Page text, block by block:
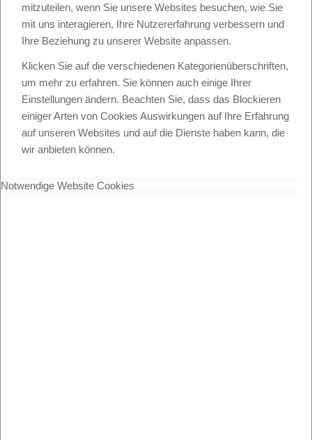
mitzuteilen, wenn Sie unsere Websites besuchen, wie Sie
mit uns interagieren, Ihre Nutzererfahrung verbessern und
Ihre Beziehung zu unserer Website anpassen.
Klicken Sie auf die verschiedenen Kategorienüberschriften,
um mehr zu erfahren. Sie können auch einige Ihrer
Einstellungen ändern. Beachten Sie, dass das Blockieren
einiger Arten von Cookies Auswirkungen auf Ihre Erfahrung
auf unseren Websites und auf die Dienste haben kann, die
wir anbieten können.
Notwendige Website Cookies